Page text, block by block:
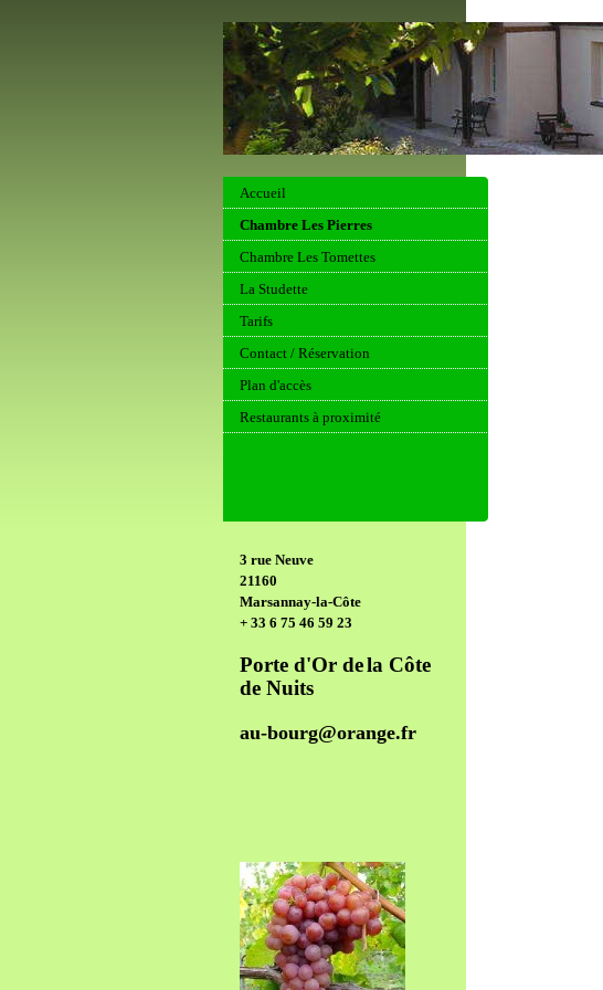
Accueil
Chambre Les Pierres
Chambre Les Tomettes
La Studette
Tarifs
Contact / Réservation
Plan d'accès
Restaurants à proximité
3 rue Neuve
21160
Marsannay-la-Côte
+ 33 6 75 46 59 23
Porte d'Or dela Côte
de Nuits
au-bourg@orange.fr